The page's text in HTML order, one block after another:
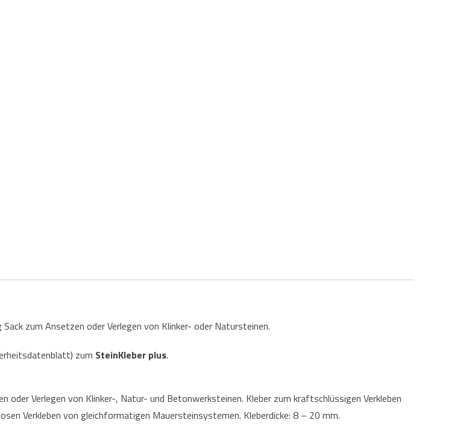
zum Ansetzen oder Verlegen von Klinker- oder Natursteinen.
zum SteinKleber plus.
Verlegen von Klinker-, Natur- und Betonwerksteinen. Kleber zum kraftschlüssigen Verkleben
Verkleben von gleichformatigen Mauersteinsystemen. Kleberdicke: 8 – 20 mm.